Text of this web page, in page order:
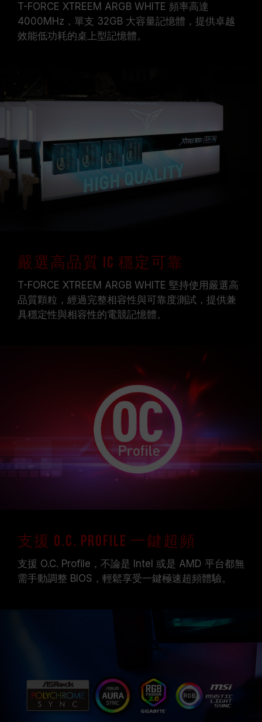
T-FORCE XTREEM ARGB WHITE 頻率高達
4000MHz，單支 32GB 大容量記憶體，提供卓越
效能低功耗的桌上型記憶體。
嚴選高品質 IC 穩定可靠
T-FORCE XTREEM ARGB WHITE 堅持使用嚴選高
品質顆粒，經過完整相容性與可靠度測試，提供兼
具穩定性與相容性的電競記憶體。
支援 O.C. Profile 一鍵超頻
支援 O.C. Profile，不論是 Intel 或是 AMD 平台都無
需手動調整 BIOS，輕鬆享受一鍵極速超頻體驗。